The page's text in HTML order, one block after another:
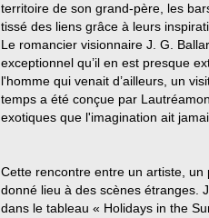
territoire de son grand-père, les
tissé des liens grâce à leurs
Le romancier visionnaire J. G.
exceptionnel qu’il en est presque
l'homme qui venait d’ailleurs, un
temps a été conçue par
exotiques que l'imagination ait
Cette rencontre entre un artiste,
donné lieu à des scènes étranges.
dans le tableau « Holidays in the